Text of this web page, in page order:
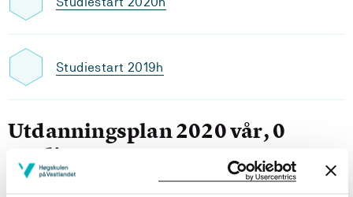
Studiestart 2019h
Utdanningsplan 2020 vår, 0
studiepoeng